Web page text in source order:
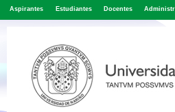
Aspirantes Estudiantes Docentes